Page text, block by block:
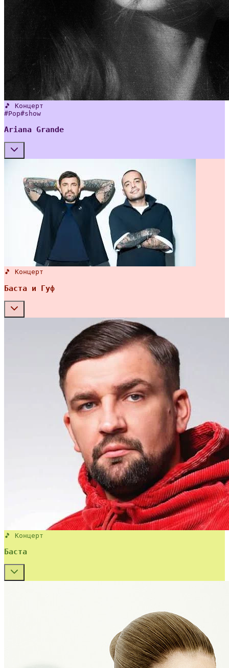
🎵 Концерт
#Pop#show
Ariana Grande
🎵 Концерт
Баста и Гуф
🎵 Концерт
Баста